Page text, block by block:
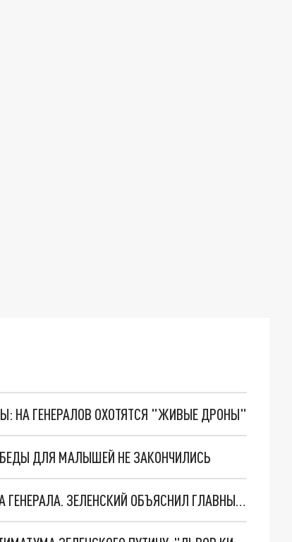
НА ГЕНЕРАЛОВ ОХОТЯТСЯ "ЖИВЫЕ ДРОНЫ"
ДЛЯ МАЛЫШЕЙ НЕ ЗАКОНЧИЛИСЬ
"МЫ ВАС ЗАСТАВИМ": ЖУТКИЕ ДЕТАЛИ ОХОТЫ НА ГЕНЕРАЛА. ЗЕЛЕНСКИЙ ОБЪЯСНИЛ ГЛАВНЫЙ СМЫСЛ ТЕРАКТА В ЦЕНТРЕ МОСКВЫ